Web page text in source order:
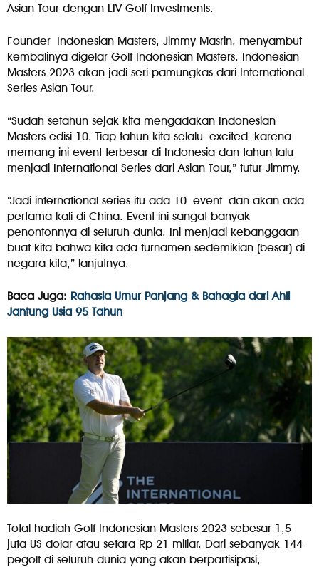
Asian Tour dengan LIV Golf Investments.
Founder Indonesian Masters, Jimmy Masrin, menyambut
kembalinya digelar Golf Indonesian Masters. Indonesian
Masters 2023 akan jadi seri pamungkas dari International
Series Asian Tour.
“Sudah setahun sejak kita mengadakan Indonesian
Masters edisi 10. Tiap tahun kita selalu excited karena
memang ini event terbesar di Indonesia dan tahun lalu
menjadi International Series dari Asian Tour,” tutur Jimmy.
“Jadi international series itu ada 10 event dan akan ada
pertama kali di China. Event ini sangat banyak
penontonnya di seluruh dunia. Ini menjadi kebanggaan
buat kita bahwa kita ada turnamen sedemikian (besar) di
negara kita,” lanjutnya.
Baca Juga: Rahasia Umur Panjang & Bahagia dari Ahli
Jantung Usia 95 Tahun
Total hadiah Golf Indonesian Masters 2023 sebesar 1,5
juta US dolar atau setara Rp 21 miliar. Dari sebanyak 144
pegolf di seluruh dunia yang akan berpartisipasi,